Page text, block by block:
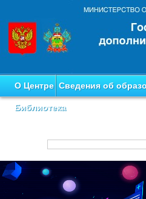
О Центре Сведения об
Библиотека